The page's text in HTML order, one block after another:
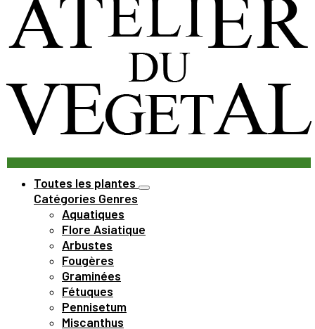
Toutes les plantes
Catégories Genres
Aquatiques
Flore Asiatique
Arbustes
Fougères
Graminées
Fétuques
Pennisetum
Miscanthus